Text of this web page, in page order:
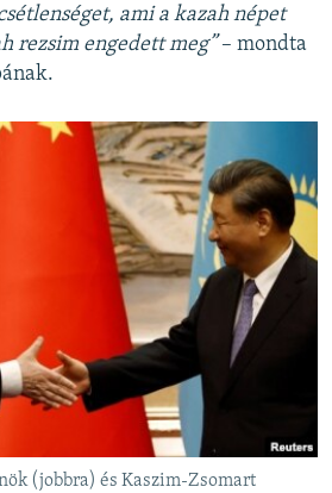
ami a kazah népet
rezsim engedett meg”– mondta
(jobbra) és Kaszim-Zsomart